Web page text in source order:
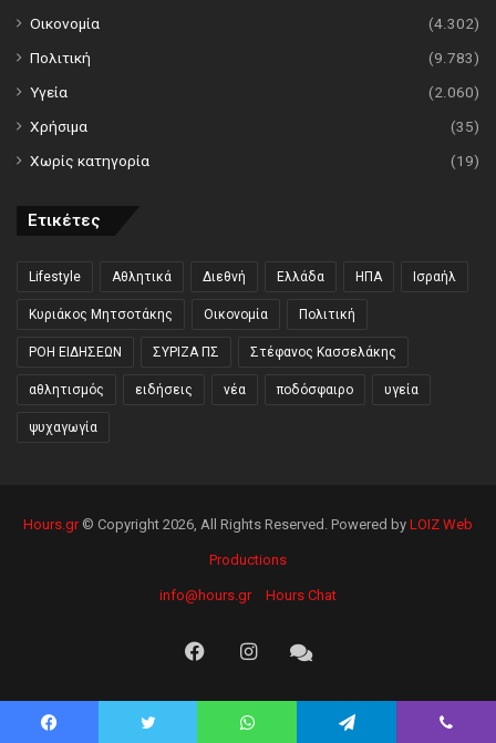
Οικονομία
(4.302)
Πολιτική
(9.783)
Υγεία
(2.060)
Χρήσιμα
(35)
Χωρίς κατηγορία
(19)
Ετικέτες
Lifestyle Αθλητικά Διεθνή Ελλάδα ΗΠΑ Ισραήλ
Κυριάκος Μητσοτάκης Οικονομία Πολιτική
ΡΟΗ ΕΙΔΗΣΕΩΝ ΣΥΡΙΖΑ ΠΣ Στέφανος Κασσελάκης
αθλητισμός ειδήσεις νέα ποδόσφαιρο υγεία
ψυχαγωγία
Hours.gr© Copyright 2026, All Rights Reserved. Powered by LOIZ Web
Productions
info@hours.gr Hours Chat
FacebookInstagramHours
Chat